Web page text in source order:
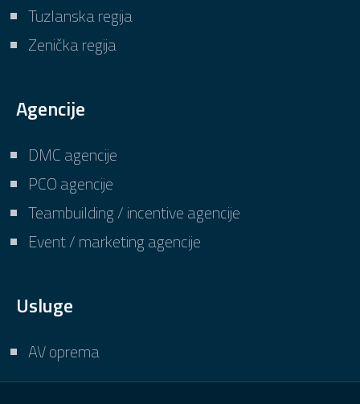
Tuzlanska regija
Zenička regija
Agencije
DMC agencije
PCO agencije
Teambuilding / incentive agencije
Event / marketing agencije
Usluge
AV oprema